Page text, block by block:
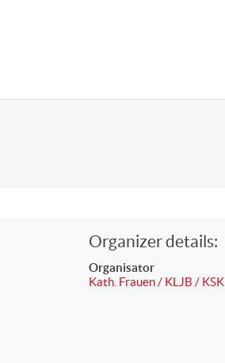
Organizer details:
Organisator
Kath. Frauen / KLJB / KSK